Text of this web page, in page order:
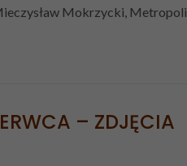
Mokrzycki,
– ZDJĘCIA